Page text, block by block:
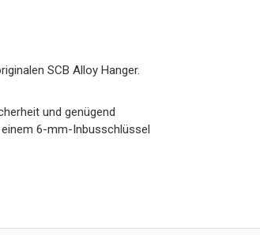
SCB Alloy Hanger.
und genügend
6-mm-Inbusschlüssel